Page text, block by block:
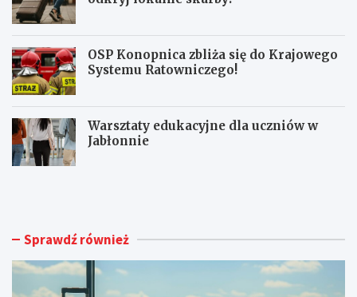
OSP Konopnica zbliża się do Krajowego
Systemu Ratowniczego!
Warsztaty edukacyjne dla uczniów w
Jabłonnie
L
n
i
L
o
a
Sprawdź również